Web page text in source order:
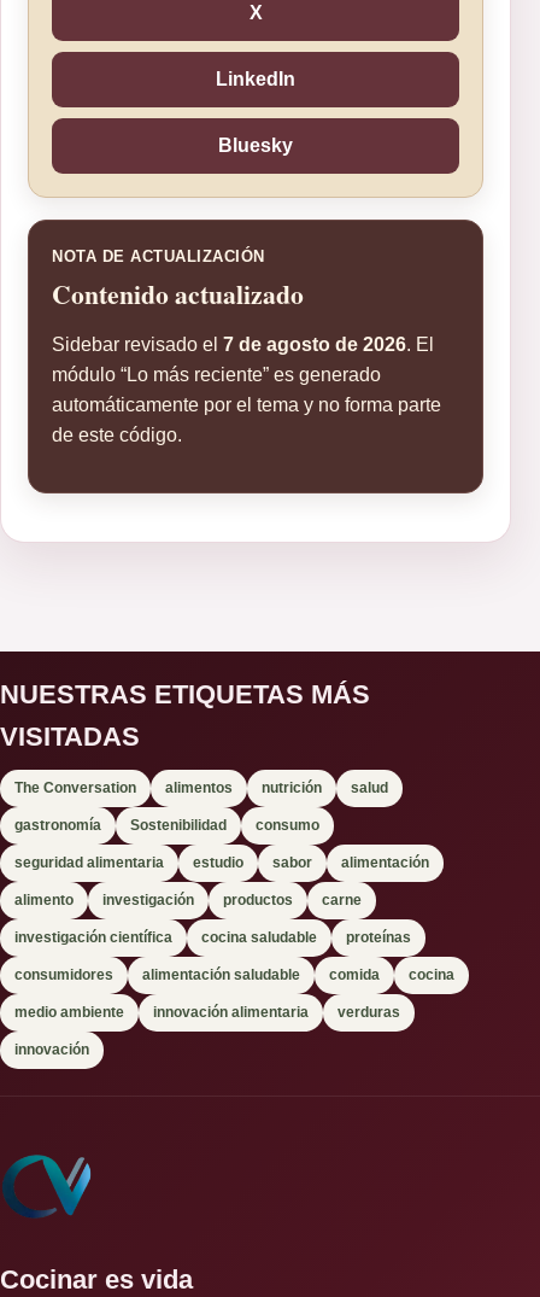
X
LinkedIn
Bluesky
NOTA DE ACTUALIZACIÓN
Contenido actualizado
Sidebar revisado el 7 de agosto de 2026. El
módulo “Lo más reciente” es generado
automáticamente por el tema y no forma parte
de este código.
NUESTRAS ETIQUETAS MÁS
VISITADAS
The Conversation alimentos nutrición salud
gastronomía Sostenibilidad consumo
seguridad alimentaria estudio sabor alimentación
alimento investigación productos carne
investigación científica cocina saludable proteínas
consumidores alimentación saludable comida cocina
medio ambiente innovación alimentaria verduras
innovación
Cocinar es vida